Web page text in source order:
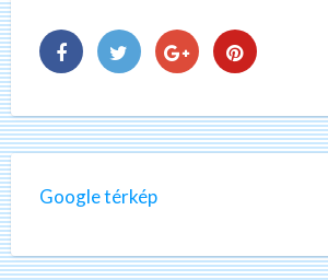
Google térkép